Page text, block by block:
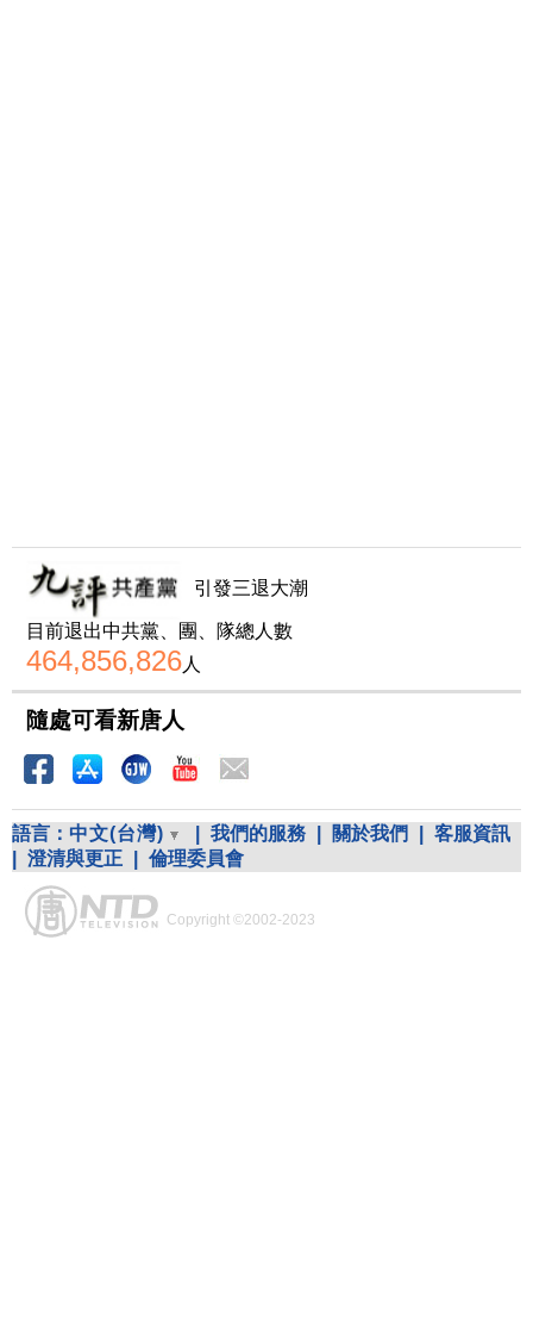
引發三退大潮
目前退出中共黨、團、隊總人數
464,856,826人
隨處可看新唐人
語言： 中文(台灣) 我們的服務 關於我們
客服資訊
澄清與更正 倫理委員會
Copyright ©2002-2023